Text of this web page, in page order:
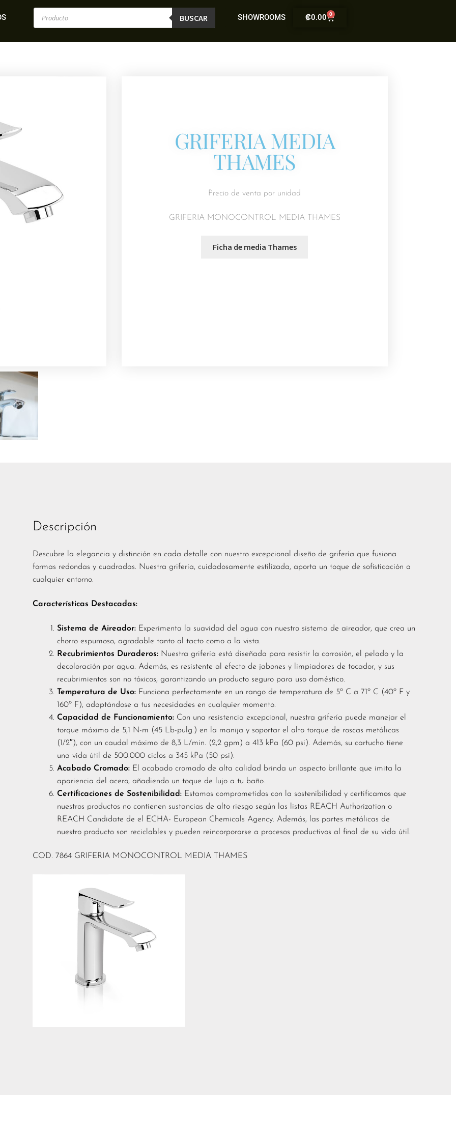
BUSCAR SHOWROOMS ₡0.00 0
GRIFERIA MEDIA
THAMES
Precio de venta por unidad
GRIFERIA MONOCONTROL MEDIA THAMES
Descripción
Descubre la elegancia y distinción en cada detalle con nuestro excepcional diseño de grifería que fusiona
formas redondas y cuadradas. Nuestra grifería, cuidadosamente estilizada, aporta un toque de sofisticación a
cualquier entorno.
Características Destacadas:
Sistema de Aireador: Experimenta la suavidad del agua con nuestro sistema de aireador, que crea un
chorro espumoso, agradable tanto al tacto como a la vista.
Recubrimientos Duraderos: Nuestra grifería está diseñada para resistir la corrosión, el pelado y la
decoloración por agua. Además, es resistente al efecto de jabones y limpiadores de tocador, y sus
recubrimientos son no tóxicos, garantizando un producto seguro para uso doméstico.
Temperatura de Uso: Funciona perfectamente en un rango de temperatura de 5º C a 71º C (40º F y
160º F), adaptándose a tus necesidades en cualquier momento.
Capacidad de Funcionamiento: Con una resistencia excepcional, nuestra grifería puede manejar el
torque máximo de 5,1 N-m (45 Lb-pulg.) en la manija y soportar el alto torque de roscas metálicas
(1/2″), con un caudal máximo de 8,3 L/min. (2,2 gpm) a 413 kPa (60 psi). Además, su cartucho tiene
una vida útil de 500.000 ciclos a 345 kPa (50 psi).
Acabado Cromado: El acabado cromado de alta calidad brinda un aspecto brillante que imita la
apariencia del acero, añadiendo un toque de lujo a tu baño.
Certificaciones de Sostenibilidad: Estamos comprometidos con la sostenibilidad y certificamos que
nuestros productos no contienen sustancias de alto riesgo según las listas REACH Authorization o
REACH Candidate de el ECHA- European Chemicals Agency. Además, las partes metálicas de
nuestro producto son reciclables y pueden reincorporarse a procesos productivos al final de su vida útil.
COD. 7864 GRIFERIA MONOCONTROL MEDIA THAMES